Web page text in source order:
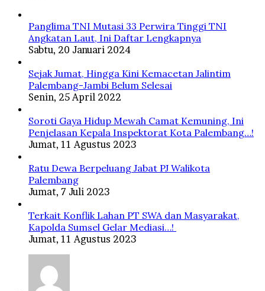
Panglima TNI Mutasi 33 Perwira Tinggi TNI
Angkatan Laut, Ini Daftar Lengkapnya
Sabtu, 20 Januari 2024
Sejak Jumat, Hingga Kini Kemacetan Jalintim
Palembang-Jambi Belum Selesai
Senin, 25 April 2022
Soroti Gaya Hidup Mewah Camat Kemuning, Ini
Penjelasan Kepala Inspektorat Kota Palembang…!
Jumat, 11 Agustus 2023
Ratu Dewa Berpeluang Jabat PJ Walikota
Palembang
Jumat, 7 Juli 2023
Terkait Konflik Lahan PT SWA dan Masyarakat,
Kapolda Sumsel Gelar Mediasi…!
Jumat, 11 Agustus 2023